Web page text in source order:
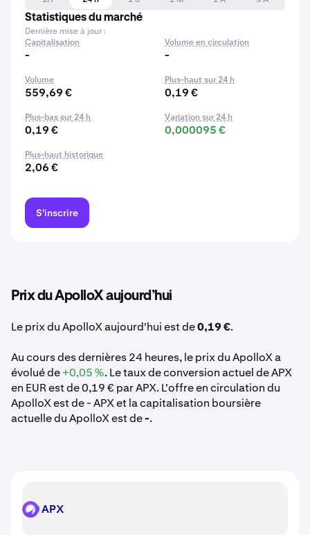
Statistiques du marché
Dernière mise à jour :
Capitalisation
-
Volume en circulation
-
Volume
559,69 €
Plus-haut sur 24 h
0,19 €
Plus-bas sur 24 h
0,19 €
Variation sur 24 h
0,000095 €
Plus-haut historique
2,06 €
S'inscrire
Prix du ApolloX aujourd’hui
Le prix du ApolloX aujourd'hui est de0,19 €.
Au cours des dernières 24 heures, le prix du ApolloX a
évolué de+0,05 %. Le taux de conversion actuel de APX
en EUR est de 0,19 € par APX. L'offre en circulation du
ApolloX est de - APX et la capitalisation boursière
actuelle du ApolloX est de-.
APX APX